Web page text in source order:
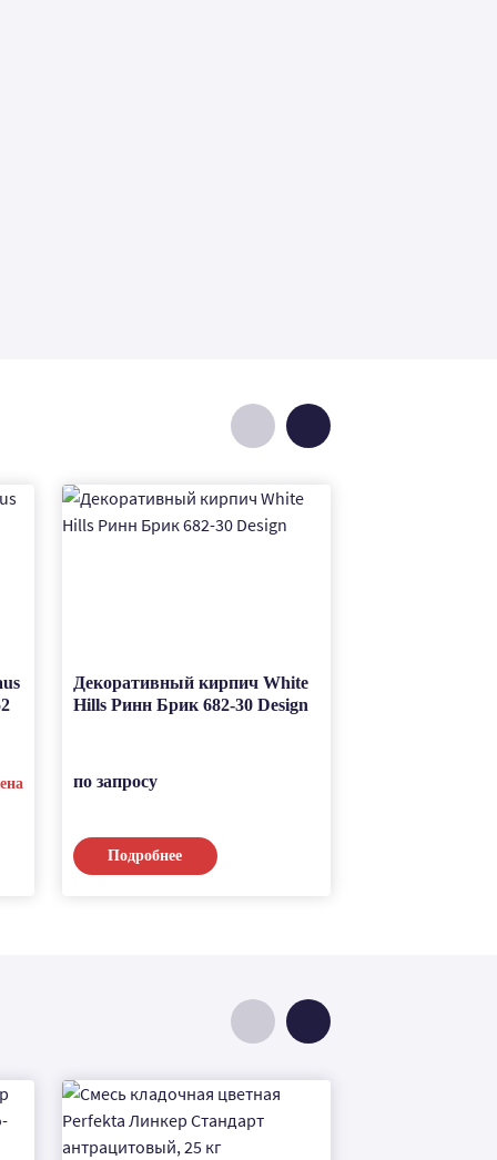
Декоративный кирпич White
Hills Ринн Брик 682-30 Design
по запросу
Подробнее